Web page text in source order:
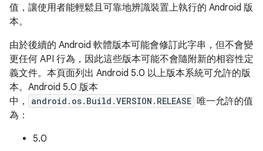
值，讓使用者能輕鬆且可靠地辨識裝置上執行的 Android 版
本。
由於後續的 Android 軟體版本可能會修訂此字串，但不會變
更任何 API 行為，因此這些版本可能不會隨附新的相容性定
義文件。本頁面列出 Android 5.0 以上版本系統可允許的版
本。Android 5.0 版本
中，
android.os.Build.VERSION.RELEASE 唯一允許的值
為：
5.0